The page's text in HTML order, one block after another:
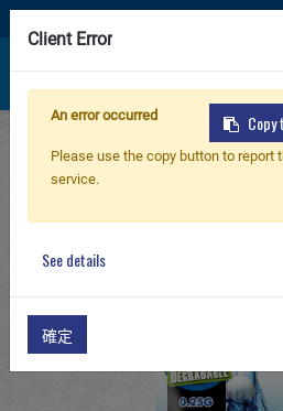
新產品
步槍
零件 & 配件
首頁 產品 BB彈 系列
環保 BB彈 0.25g
Client Error
An error occurred
Please use the copy button to report
service.
See details
確定